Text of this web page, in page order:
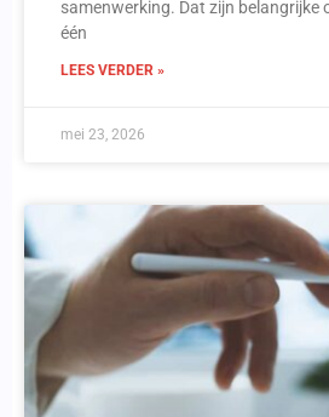
samenwerking. Dat zijn belangrijke
één
LEES VERDER »
mei 23, 2026